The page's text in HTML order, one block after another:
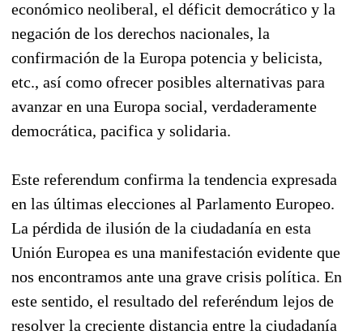
económico neoliberal, el déficit democrático y la
negación de los derechos nacionales, la
confirmación de la Europa potencia y belicista,
etc., así como ofrecer posibles alternativas para
avanzar en una Europa social, verdaderamente
democrática, pacifica y solidaria.
Este referendum confirma la tendencia expresada
en las últimas elecciones al Parlamento Europeo.
La pérdida de ilusión de la ciudadanía en esta
Unión Europea es una manifestación evidente que
nos encontramos ante una grave crisis política. En
este sentido, el resultado del referéndum lejos de
resolver la creciente distancia entre la ciudadanía